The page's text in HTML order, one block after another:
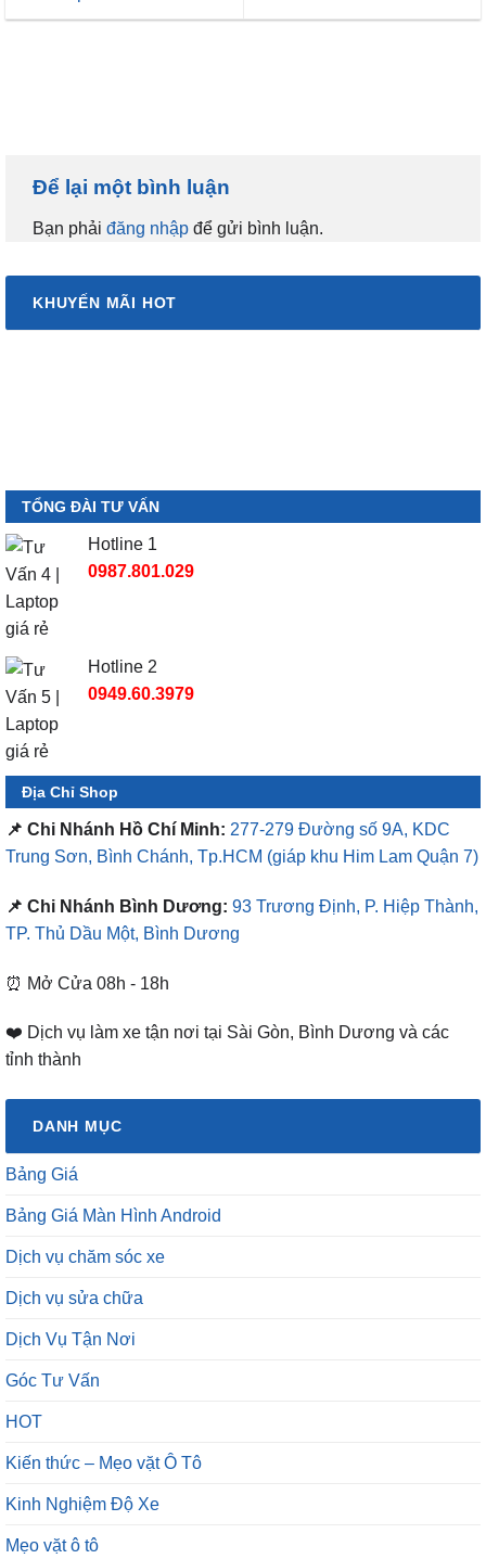
Để lại một bình luận
Bạn phải đăng nhập để gửi bình luận.
KHUYẾN MÃI HOT
TỔNG ĐÀI TƯ VẤN
Hotline 1
0987.801.029
Hotline 2
0949.60.3979
Địa Chỉ Shop
📌 Chi Nhánh Hồ Chí Minh: 277-279 Đường số 9A, KDC
Trung Sơn, Bình Chánh, Tp.HCM (giáp khu Him Lam Quận 7)
📌 Chi Nhánh Bình Dương: 93 Trương Định, P. Hiệp Thành,
TP. Thủ Dầu Một, Bình Dương
⏰ Mở Cửa 08h - 18h
❤️ Dịch vụ làm xe tận nơi tại Sài Gòn, Bình Dương và các
tỉnh thành
DANH MỤC
Bảng Giá
Bảng Giá Màn Hình Android
Dịch vụ chăm sóc xe
Dịch vụ sửa chữa
Dịch Vụ Tận Nơi
Góc Tư Vấn
HOT
Kiến thức – Mẹo vặt Ô Tô
Kinh Nghiệm Độ Xe
Mẹo vặt ô tô